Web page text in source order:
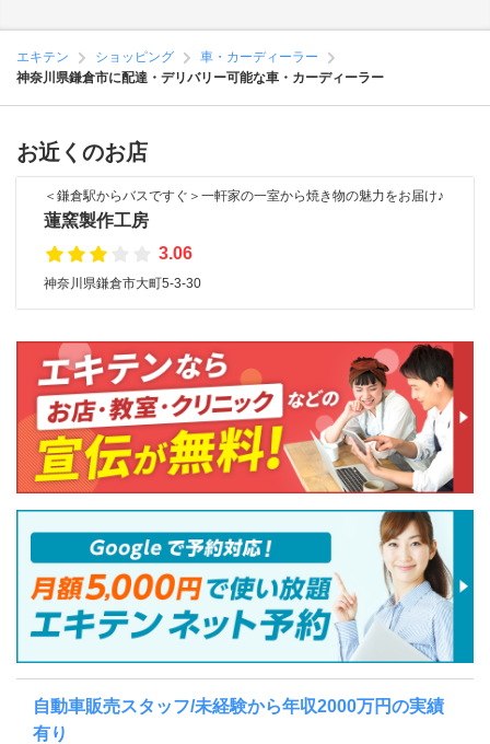
エキテン ショッピング
車・カーディーラー
神奈川県鎌倉市に配達・デリバリー可能な車・カーディーラー
お近くのお店
＜鎌倉駅からバスですぐ＞一軒家の一室から焼き物の魅力をお届け♪
蓮窯製作工房
3.06
神奈川県鎌倉市大町5-3-30
自動車販売スタッフ/未経験から年収2000万円の実績
有り